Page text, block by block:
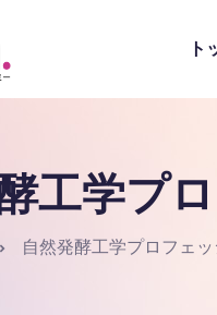
ト
工学プ
自然発酵工学プロフェ